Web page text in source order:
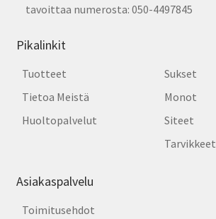
tavoittaa numerosta: 050-4497845
Pikalinkit
Tuotteet
Tietoa Meistä
Huoltopalvelut
Sukset
Monot
Siteet
Tarvikkeet
Asiakaspalvelu
Toimitusehdot